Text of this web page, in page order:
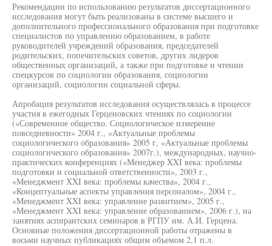
Рекомендации по использованию результатов диссертационного
исследования могут быть реализованы в системе высшего и
дополнительного профессионального образования при подготовке
специалистов по управлению образованием, в работе
руководителей учреждений образования, председателей
родительских, попечительских советов, других лидеров
общественных организаций, а также при подготовке и чтении
спецкурсов по социологии образования, социологии
организаций, социологии социальной сферы.
Апробация результатов исследования осуществлялась в процессе
участия в ежегодных Герценовских чтениях по социологии
(«Современное общество. Социологическое измерение
повседневности» 2004 г., «Актуальные проблемы
социологического образования» 2005 г, «Актуальные проблемы
социологического образования» 2007г.), международных, научно-
практических конференциях («Менеджер XXI века: проблемы
подготовки и социальной ответственности», 2003 г.,
«Менеджмент XXI века: проблемы качества», 2004 г.,
«Концептуальные аспекты управления персоналом», 2004 г.,
«Менеджмент XXI века: управление развитием», 2005 г.,
«Менеджмент XXI века: управление образованием», 2006 г.), на
занятиях аспирантских семинаров в РГПУ им. А.И. Герцена.
Основные положения диссертационной работы отражены в
восьми научных публикациях общим объемом 2,1 п.л.